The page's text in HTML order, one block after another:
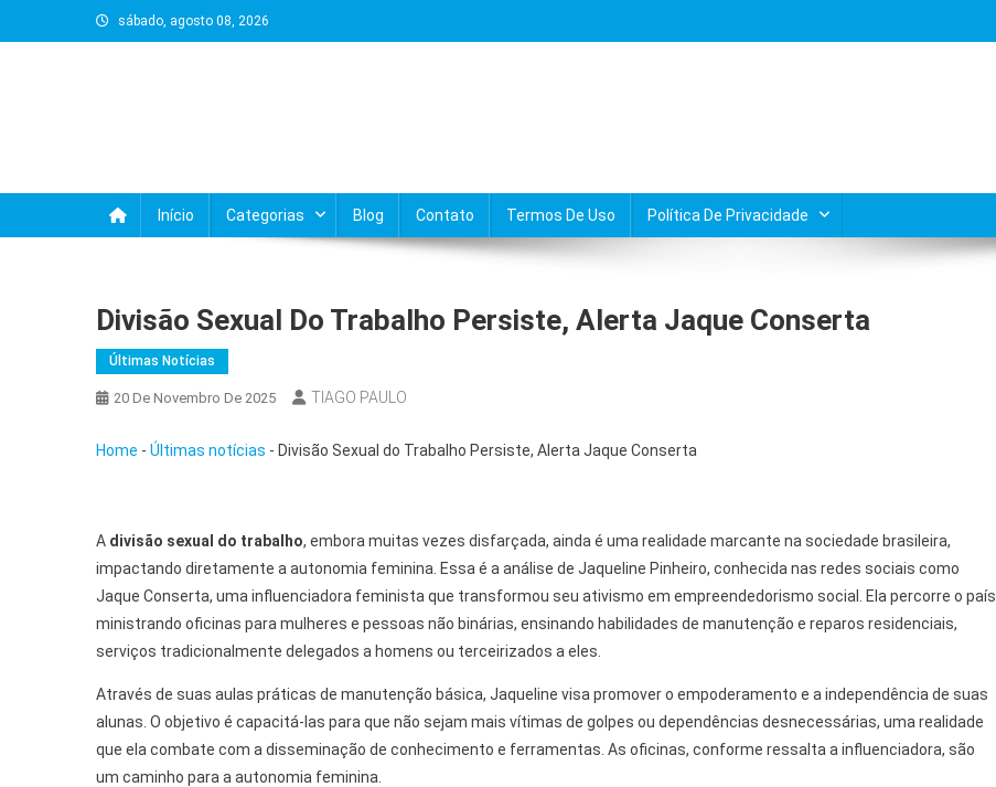
to
sábado, agosto 08, 2026
Início Categorias Blog Contato Termos De Uso Política De Privacidade
Divisão Sexual Do Trabalho Persiste, Alerta Jaque Conserta
Últimas Notícias
20 De Novembro De 2025 TIAGO PAULO
Home - Últimas notícias - Divisão Sexual do Trabalho Persiste, Alerta Jaque Conserta
A divisão sexual do trabalho, embora muitas vezes disfarçada, ainda é uma realidade marcante na sociedade brasileira,
impactando diretamente a autonomia feminina. Essa é a análise de Jaqueline Pinheiro, conhecida nas redes sociais como
Jaque Conserta, uma influenciadora feminista que transformou seu ativismo em empreendedorismo social. Ela percorre o país
ministrando oficinas para mulheres e pessoas não binárias, ensinando habilidades de manutenção e reparos residenciais,
serviços tradicionalmente delegados a homens ou terceirizados a eles.
Através de suas aulas práticas de manutenção básica, Jaqueline visa promover o empoderamento e a independência de suas
alunas. O objetivo é capacitá-las para que não sejam mais vítimas de golpes ou dependências desnecessárias, uma realidade
que ela combate com a disseminação de conhecimento e ferramentas. As oficinas, conforme ressalta a influenciadora, são
um caminho para a autonomia feminina.